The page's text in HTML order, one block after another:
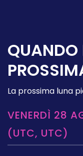
QUANDO
La prossima luna
VENERDÌ 28
(UTC, UTC)